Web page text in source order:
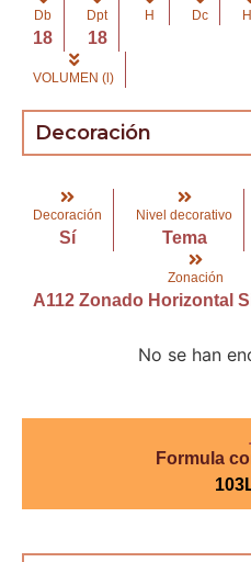
Db
18
Dpt
18
H Dc
VOLUMEN (l)
Decoración
Decoración
Sí
Nivel decorativo
Tema
Zonación
A112 Zonado Horizontal
No se han
Formula